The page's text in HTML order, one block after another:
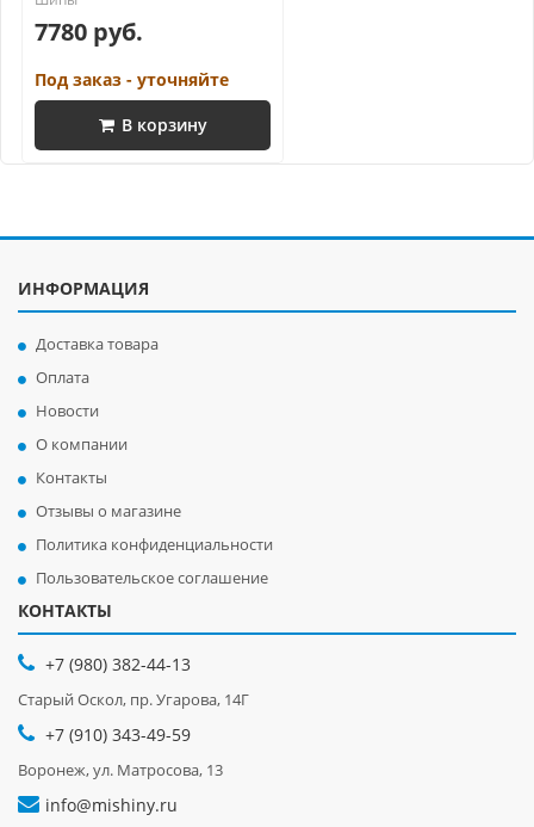
7780 руб.
Под заказ - уточняйте
В корзину
ИНФОРМАЦИЯ
Доставка товара
Оплата
Новости
О компании
Контакты
Отзывы о магазине
Политика конфиденциальности
Пользовательское соглашение
КОНТАКТЫ
+7 (980) 382-44-13
Старый Оскол, пр. Угарова, 14Г
+7 (910) 343-49-59
Воронеж, ул. Матросова, 13
info@mishiny.ru